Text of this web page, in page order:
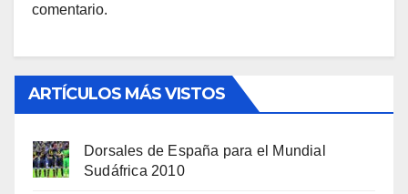
comentario.
ARTÍCULOS MÁS VISTOS
Dorsales de España para el Mundial
Sudáfrica 2010